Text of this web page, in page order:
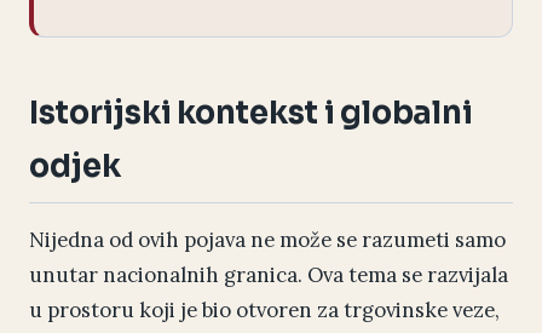
Istorijski kontekst i globalni
odjek
Nijedna od ovih pojava ne može se razumeti samo
unutar nacionalnih granica. Ova tema se razvijala
u prostoru koji je bio otvoren za trgovinske veze,